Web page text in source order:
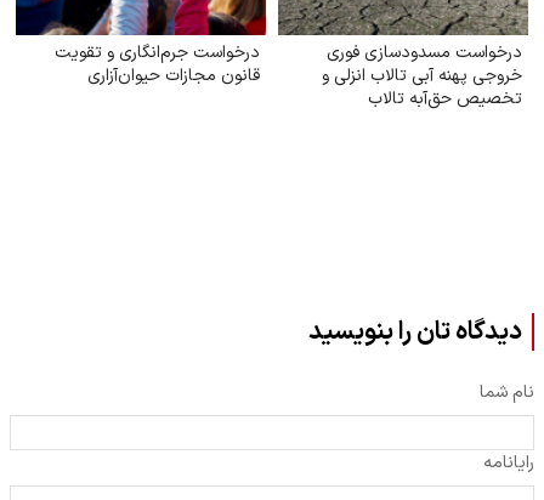
درخواست مسدودسازی فوری
خروجی پهنه آبی تالاب انزلی و
تخصیص حق‌آبه تالاب
درخواست جرم‌انگاری و تقویت
قانون مجازات حیوان‌آزاری
دیدگاه تان را بنویسید
نام شما
رایانامه